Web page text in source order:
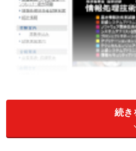
一連の情報処理技術者試験
続き